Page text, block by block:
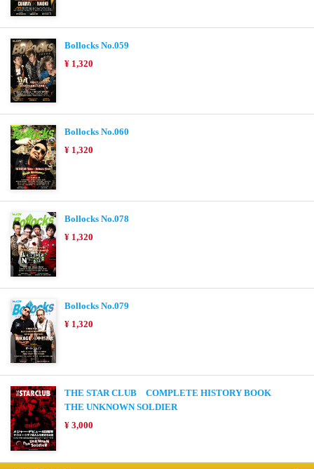
Bollocks No.059
¥ 1,320
Bollocks No.060
¥ 1,320
Bollocks No.078
¥ 1,320
Bollocks No.079
¥ 1,320
THE STAR CLUB COMPLETE HISTORY BOOK
THE UNKNOWN SOLDIER
¥ 3,000